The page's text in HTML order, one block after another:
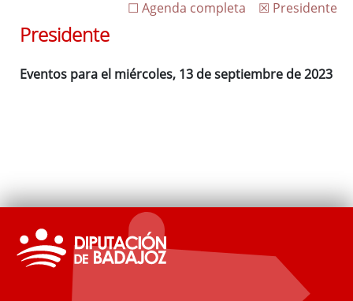
☒ Presidente
☐ Agenda completa
Presidente
Eventos para el miércoles, 13 de septiembre de 2023